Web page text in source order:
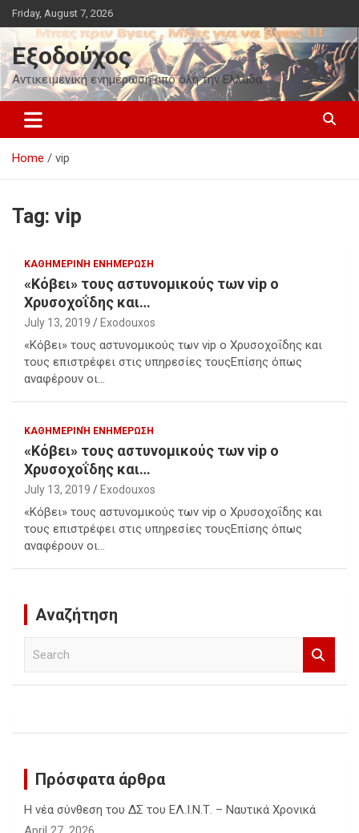
Skip
to
content
Friday, August 7, 2026
Εξοδούχος
Αντικειμενική ενημέρωση από όλη την Ελλάδα
Home vip
Tag: vip
ΚΑΘΗΜΕΡΙΝΉ ΕΝΗΜΈΡΩΣΗ
«Κόβει» τους αστυνομικούς των vip ο
Χρυσοχοΐδης και…
July 13, 2019 Exodouxos
«Κόβει» τους αστυνομικούς των vip ο Χρυσοχοΐδης και
τους επιστρέφει στις υπηρεσίες τουςΕπίσης όπως
αναφέρουν οι…
ΚΑΘΗΜΕΡΙΝΉ ΕΝΗΜΈΡΩΣΗ
«Κόβει» τους αστυνομικούς των vip ο
Χρυσοχοΐδης και…
July 13, 2019 Exodouxos
«Κόβει» τους αστυνομικούς των vip ο Χρυσοχοΐδης και
τους επιστρέφει στις υπηρεσίες τουςΕπίσης όπως
αναφέρουν οι…
Αναζήτηση
h
Πρόσφατα άρθρα
Η νέα σύνθεση του ΔΣ του ΕΛ.Ι.Ν.Τ. – Ναυτικά Χρονικά